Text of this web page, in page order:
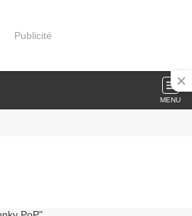
Publicité
MENU